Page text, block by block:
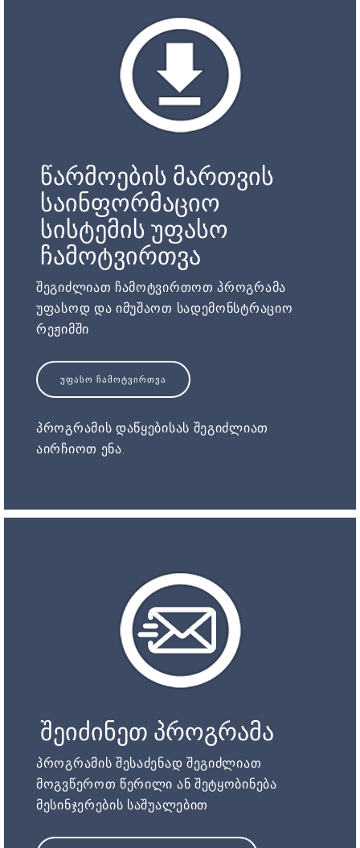
წარმოების მართვის
საინფორმაციო
სისტემის უფასო
ჩამოტვირთვა
შეგიძლიათ ჩამოტვირთოთ პროგრამა
უფასოდ და იმუშაოთ სადემონსტრაციო
რეჟიმში
ᲣᲤᲐᲡᲝ ᲩᲐᲛᲝᲢᲕᲘᲠᲗᲕᲐ
პროგრამის დაწყებისას შეგიძლიათ
აირჩიოთ ენა.
შეიძინეთ პროგრამა
პროგრამის შესაძენად შეგიძლიათ
მოგვწეროთ წერილი ან შეტყობინება
მესინჯერების საშუალებით